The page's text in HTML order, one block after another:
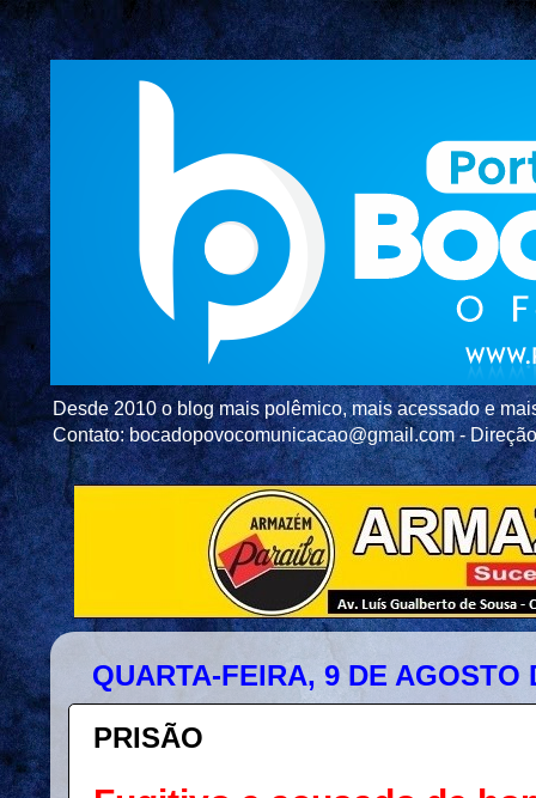
Desde 2010 o blog mais polêmico, mais acessado e
Contato: bocadopovocomunicacao@gmail.com -
QUARTA-FEIRA, 9 DE AGOSTO
PRISÃO